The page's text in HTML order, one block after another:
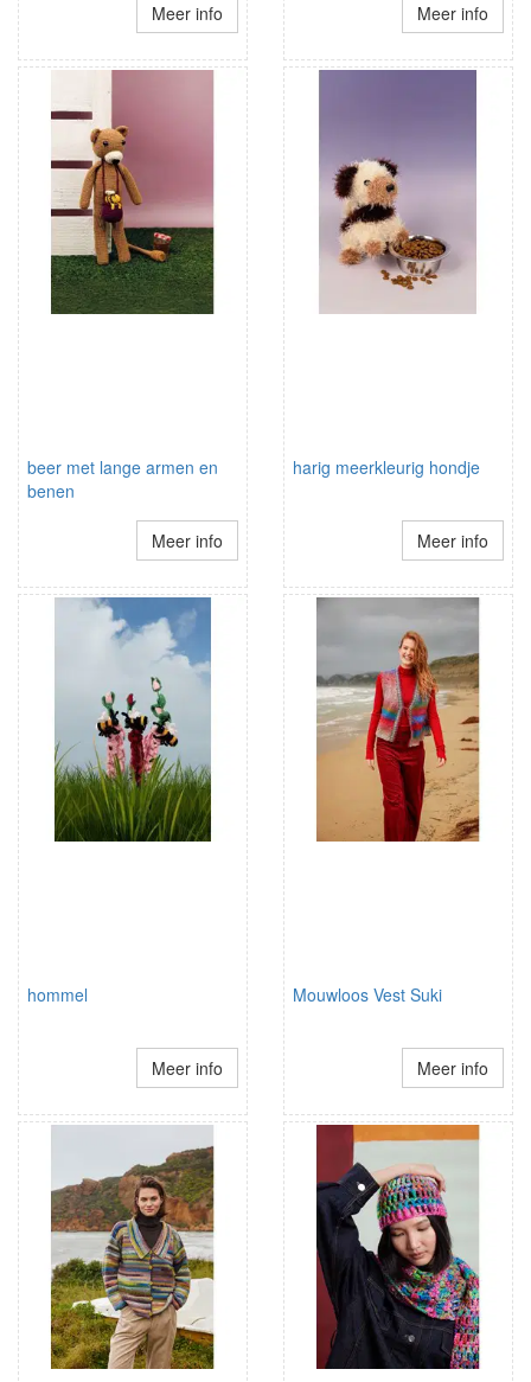
Meer info Meer info
beer met lange armen en
benen
Meer info
harig meerkleurig hondje
Meer info
hommel
Meer info
Mouwloos Vest Suki
Meer info